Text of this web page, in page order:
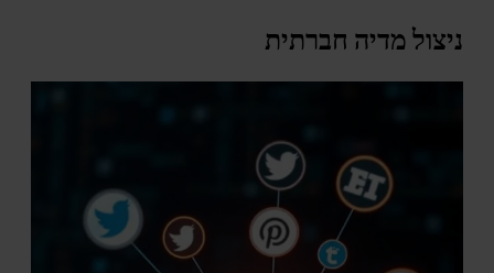
ניצול מדיה חברתית